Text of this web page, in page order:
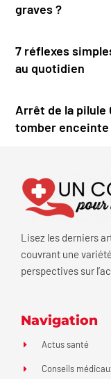
graves ?
7 réflexes
au quotidien
Arrêt de la
tomber enceinte
Lisez les derniers
couvrant une
perspectives sur
Navigation
Actus santé
Conseils